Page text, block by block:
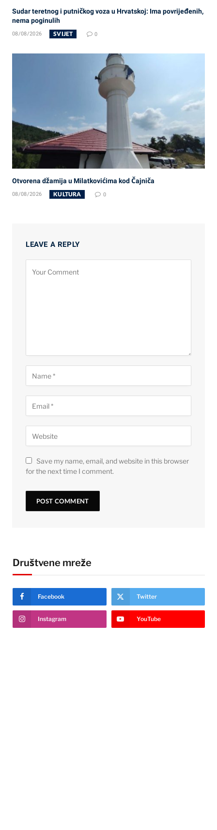
Sudar teretnog i putničkog voza u Hrvatskoj: Ima povrijeđenih,
nema poginulih
08/08/2026 SVIJET 0
Otvorena džamija u Milatkovićima kod Čajniča
08/08/2026 KULTURA 0
LEAVE A REPLY
Save my name, email, and website in this browser
for the next time I comment.
Društvene mreže
Facebook Twitter
Instagram YouTube